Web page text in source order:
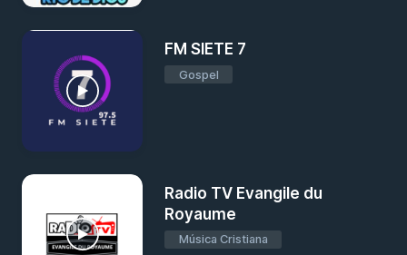
FM SIETE 7
Gospel
Radio TV Evangile du
Royaume
Música Cristiana